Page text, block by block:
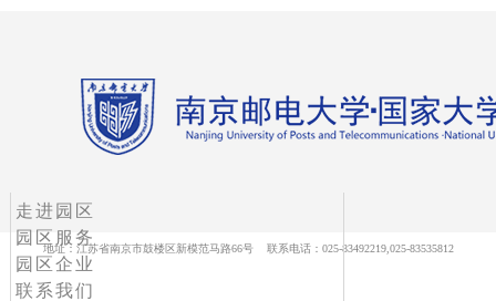
走进园区
园区服务
园区企业
联系我们
地址：江苏省南京市鼓楼区新模范马路66号 联系电话：025-83492219,025-83535812